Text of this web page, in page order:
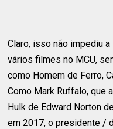
Claro, isso não impediu
vários filmes no MCU,
como Homem de Ferro,
Como Mark Ruffalo, que
Hulk de Edward Norton
em 2017, o presidente /